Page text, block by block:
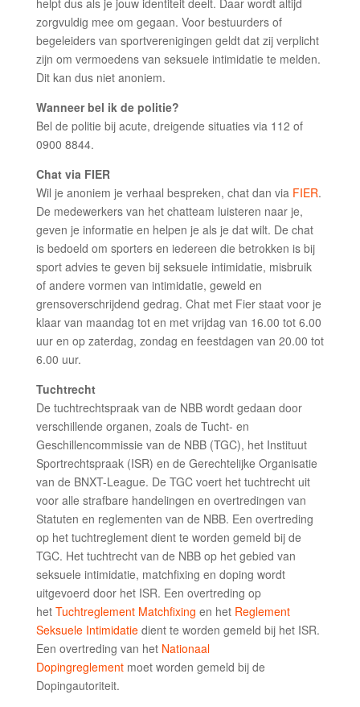
zorgvuldig mee om gegaan. Voor bestuurders of
begeleiders van sportverenigingen geldt dat zij verplicht
zijn om vermoedens van seksuele intimidatie te melden.
Dit kan dus niet anoniem.
Wanneer bel ik de politie?
Bel de politie bij acute, dreigende situaties via 112 of
0900 8844.
Chat via FIER
Wil je anoniem je verhaal bespreken, chat dan via FIER.
De medewerkers van het chatteam luisteren naar je,
geven je informatie en helpen je als je dat wilt. De chat
is bedoeld om sporters en iedereen die betrokken is bij
sport advies te geven bij seksuele intimidatie, misbruik
of andere vormen van intimidatie, geweld en
grensoverschrijdend gedrag. Chat met Fier staat voor je
klaar van maandag tot en met vrijdag van 16.00 tot 6.00
uur en op zaterdag, zondag en feestdagen van 20.00 tot
6.00 uur.
Tuchtrecht
De tuchtrechtspraak van de NBB wordt gedaan door
verschillende organen, zoals de Tucht- en
Geschillencommissie van de NBB (TGC), het Instituut
Sportrechtspraak (ISR) en de Gerechtelijke Organisatie
van de BNXT-League. De TGC voert het tuchtrecht uit
voor alle strafbare handelingen en overtredingen van
Statuten en reglementen van de NBB. Een overtreding
op het tuchtreglement dient te worden gemeld bij de
TGC. Het tuchtrecht van de NBB op het gebied van
seksuele intimidatie, matchfixing en doping wordt
uitgevoerd door het ISR. Een overtreding op
het Tuchtreglement Matchfixing en het Reglement
Seksuele Intimidatie dient te worden gemeld bij het ISR.
Een overtreding van het Nationaal
Dopingreglement moet worden gemeld bij de
Dopingautoriteit.